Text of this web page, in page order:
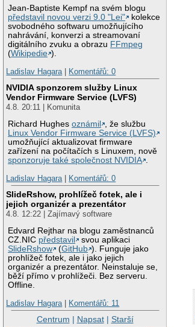
Jean-Baptiste Kempf na svém blogu
představil novou verzi 9.0 "Lei"
kolekce
svobodného softwaru umožňujícího
nahrávání, konverzi a streamovaní
digitálního zvuku a obrazu FFmpeg
(Wikipedie ).
Ladislav Hagara| Komentářů: 0
NVIDIA sponzorem služby Linux
Vendor Firmware Service (LVFS)
4.8. 20:11 | Komunita
Richard Hughesoznámil
, že službu
Linux Vendor Firmware Service (LVFS)
umožňující aktualizovat firmware
zařízení na počítačích s Linuxem, nově
sponzoruje také společnost NVIDIA .
Ladislav Hagara| Komentářů: 0
SlideRshow, prohlížeč fotek, ale i
jejich organizér a prezentátor
4.8. 12:22 | Zajímavý software
Edvard Rejthar na blogu zaměstnanců
CZ.NIC představil
svou aplikaci
SlideRshow
(GitHub ). Funguje jako
prohlížeč fotek, ale i jako jejich
organizér a prezentátor. Neinstaluje se,
běží přímo v prohlížeči. Bez serveru.
Offline.
Ladislav Hagara| Komentářů: 11
Centrum | Napsat| Starší